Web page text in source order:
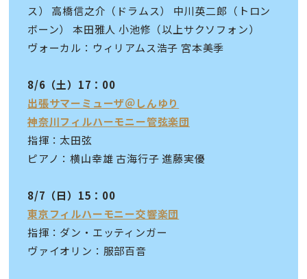
ス） 高橋信之介（ドラムス） 中川英二郎（トロン
ボーン） 本田雅人 小池修（以上サクソフォン）
ヴォーカル：ウィリアムス浩子 宮本美季
8/6（土）17：00
出張サマーミューザ＠しんゆり
神奈川フィルハーモニー管弦楽団
指揮：太田弦
ピアノ：横山幸雄 古海行子 進藤実優
8/7（日）15：00
東京フィルハーモニー交響楽団
指揮：ダン・エッティンガー
ヴァイオリン：服部百音